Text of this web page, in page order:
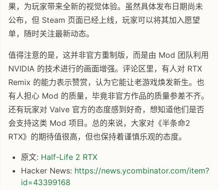
果，为玩家带来全新的视觉体验。虽然具体发布日期尚未
公布，但 Steam 页面已经上线，玩家可以将其加入愿望
单，随时关注最新动态。
值得注意的是，这并非官方重制版，而是由 Mod 团队利用
NVIDIA 的技术进行的画面增强。评论区里，有人对 RTX
Remix 的能力表示赞赏，认为它能让老游戏焕发新生。也
有人担心 Mod 的质量，毕竟非官方作品的质量参差不齐。
还有玩家对 Valve 官方的态度感到好奇，想知道他们是否
会支持这类 Mod 项目。总的来说，大家对《半条命2
RTX》的期待值很高，但也保持着谨慎乐观的态度。
原文: Half-Life 2 RTX
Hacker News: https://news.ycombinator.com/item?
id=43399168